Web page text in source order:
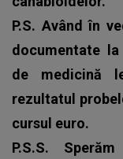
P.S. Având în
documentate
de medicină
rezultatul
cursul euro.
P.S.S.